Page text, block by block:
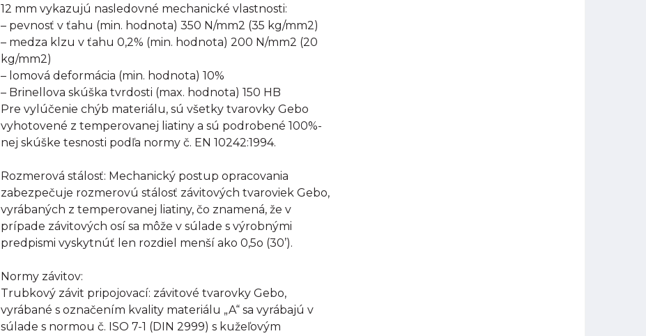
12 mm vykazujú nasledovné mechanické vlastnosti:
– pevnosť v ťahu (min. hodnota) 350 N/mm2 (35 kg/mm2)
– medza klzu v ťahu 0,2% (min. hodnota) 200 N/mm2 (20
kg/mm2)
– lomová deformácia (min. hodnota) 10%
– Brinellova skúška tvrdosti (max. hodnota) 150 HB
Pre vylúčenie chýb materiálu, sú všetky tvarovky Gebo
vyhotovené z temperovanej liatiny a sú podrobené 100%-
nej skúške tesnosti podľa normy č. EN 10242:1994.
Rozmerová stálosť: Mechanický postup opracovania
zabezpečuje rozmerovú stálosť závitových tvaroviek Gebo,
vyrábaných z temperovanej liatiny, čo znamená, že v
prípade závitových osí sa môže v súlade s výrobnými
predpismi vyskytnúť len rozdiel menší ako 0,5o (30’).
Normy závitov:
Trubkový závit pripojovací: závitové tvarovky Gebo,
vyrábané s označením kvality materiálu „A“ sa vyrábajú v
súlade s normou č. ISO 7-1 (DIN 2999) s kužeľovým